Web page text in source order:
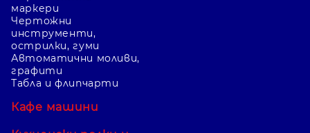
маркери
Чертожни
инструменти,
острилки, гуми
Автоматични моливи,
графити
Табла и флипчарти
Кафе машини